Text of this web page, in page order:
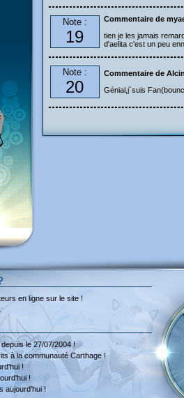
Note :
19
Commentaire de
tien je les jamais
d'aelita c'est un peu
Note :
20
Commentaire de
Génial,j`suis
en ligne sur le site !
depuis le 27/07/2004 !
à la communauté Carthage !
!
!
aujourd'hui !